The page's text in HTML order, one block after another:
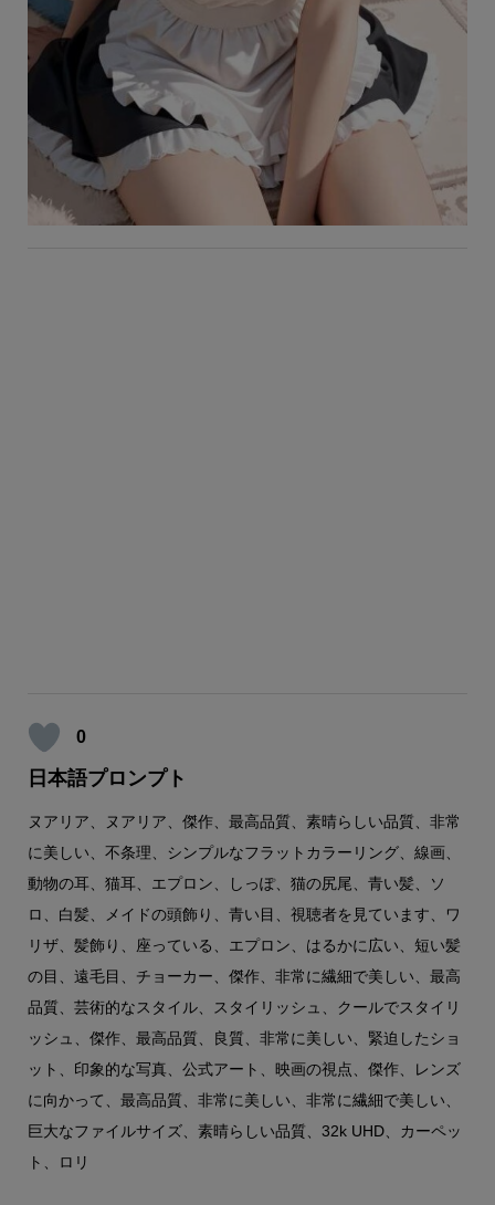
0
日本語プロンプト
ヌアリア、ヌアリア、傑作、最高品質、素晴らしい品質、非常
に美しい、不条理、シンプルなフラットカラーリング、線画、
動物の耳、猫耳、エプロン、しっぽ、猫の尻尾、青い髪、ソ
ロ、白髪、メイドの頭飾り、青い目、視聴者を見ています、ワ
リザ、髪飾り、座っている、エプロン、はるかに広い、短い髪
の目、遠毛目、チョーカー、傑作、非常に繊細で美しい、最高
品質、芸術的なスタイル、スタイリッシュ、クールでスタイリ
ッシュ、傑作、最高品質、良質、非常に美しい、緊迫したショ
ット、印象的な写真、公式アート、映画の視点、傑作、レンズ
に向かって、最高品質、非常に美しい、非常に繊細で美しい、
巨大なファイルサイズ、素晴らしい品質、32k UHD、カーペッ
ト、ロリ